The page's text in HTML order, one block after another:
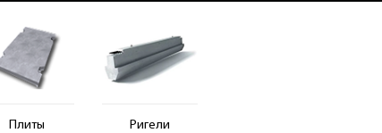
Плиты Ригели